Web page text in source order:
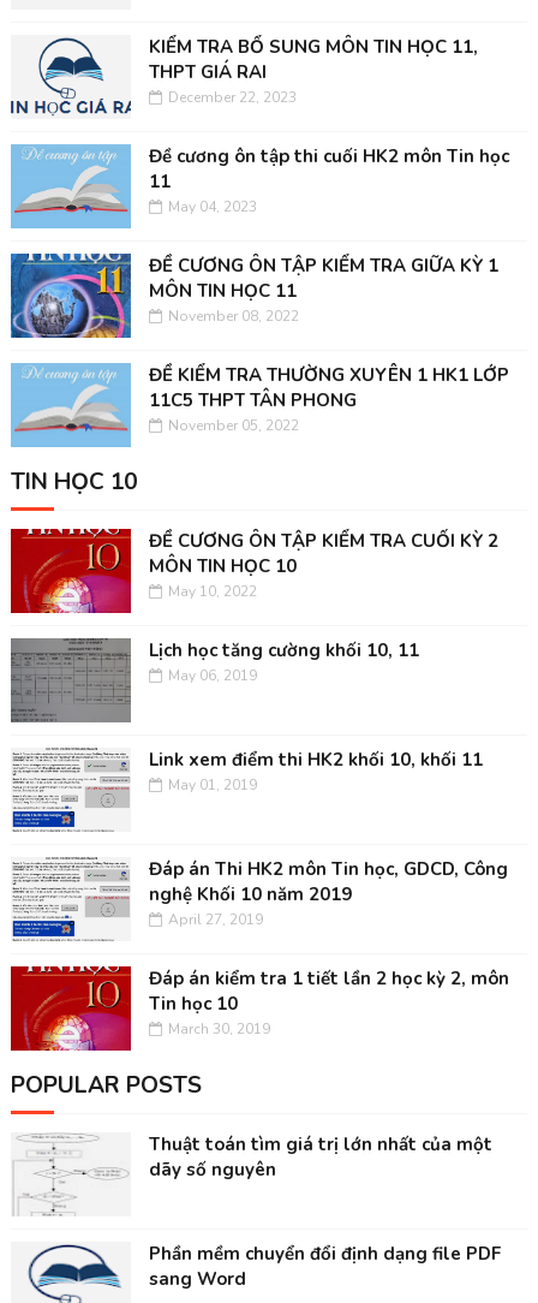
KIỂM TRA BỔ SUNG MÔN TIN HỌC 11,
THPT GIÁ RAI
December 22, 2023
Đề cương ôn tập thi cuối HK2 môn Tin học
11
May 04, 2023
ĐỀ CƯƠNG ÔN TẬP KIỂM TRA GIỮA KỲ 1
MÔN TIN HỌC 11
November 08, 2022
ĐỀ KIỂM TRA THƯỜNG XUYÊN 1 HK1 LỚP
11C5 THPT TÂN PHONG
November 05, 2022
TIN HỌC 10
ĐỀ CƯƠNG ÔN TẬP KIỂM TRA CUỐI KỲ 2
MÔN TIN HỌC 10
May 10, 2022
Lịch học tăng cường khối 10, 11
May 06, 2019
Link xem điểm thi HK2 khối 10, khối 11
May 01, 2019
Đáp án Thi HK2 môn Tin học, GDCD, Công
nghệ Khối 10 năm 2019
April 27, 2019
Đáp án kiểm tra 1 tiết lần 2 học kỳ 2, môn
Tin học 10
March 30, 2019
POPULAR POSTS
Thuật toán tìm giá trị lớn nhất của một
dãy số nguyên
Phần mềm chuyển đổi định dạng file PDF
sang Word